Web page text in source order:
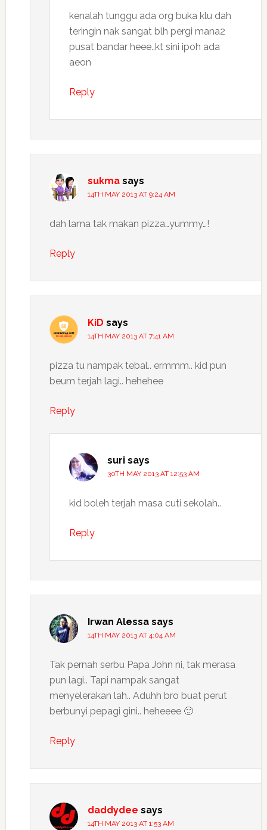
kenalah tunggu ada org buka klu dah
teringin nak sangat blh pergi mana2
pusat bandar heee..kt sini ipoh ada
aeon
Reply
sukma says
14TH MAY 2013 AT 9:24 AM
dah lama tak makan pizza…yummy…!
Reply
KiD says
14TH MAY 2013 AT 7:41 AM
pizza tu nampak tebal.. ermmm.. kid pun
beum terjah lagi.. hehehee
Reply
suri says
30TH MAY 2013 AT 12:53 AM
kid boleh terjah masa cuti sekolah..
Reply
Irwan Alessa says
14TH MAY 2013 AT 4:04 AM
Tak pernah serbu Papa John ni, tak merasa
pun lagi.. Tapi nampak sangat
menyelerakan lah.. Aduhh bro buat perut
berbunyi pepagi gini.. heheeee 🙂
Reply
daddydee says
14TH MAY 2013 AT 1:53 AM